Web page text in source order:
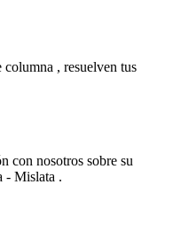
, resuelven tus
con nosotros sobre su
- Mislata .